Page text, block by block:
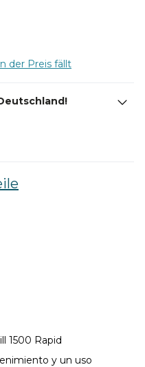
der Preis fällt
1500 Rapid
y un uso